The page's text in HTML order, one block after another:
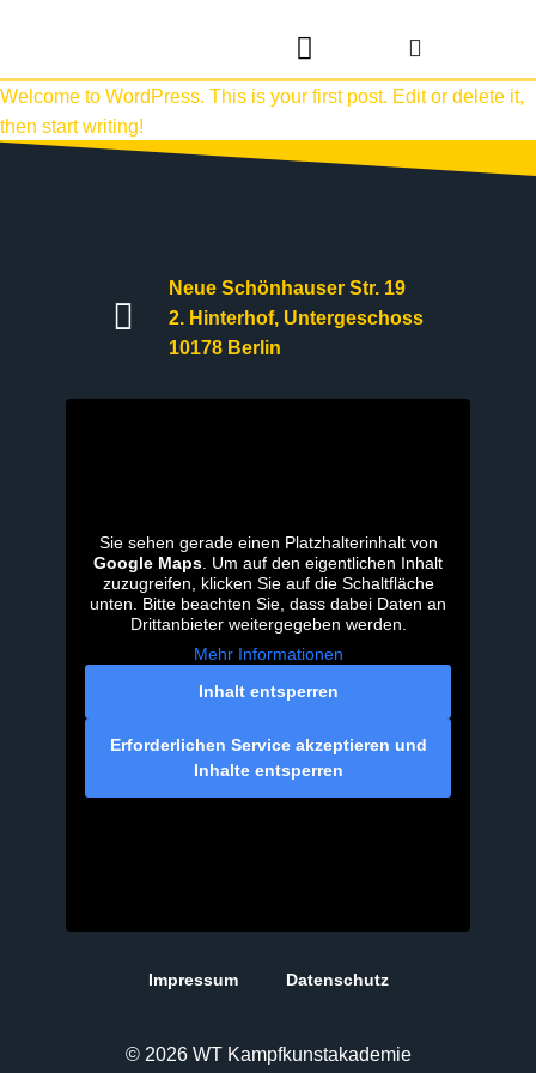
Welcome to WordPress. This is your first post. Edit or delete it,
then start writing!
Neue Schönhauser Str. 19
2. Hinterhof, Untergeschoss
10178 Berlin
Sie sehen gerade einen Platzhalterinhalt von
Google Maps . Um auf den eigentlichen Inhalt
zuzugreifen, klicken Sie auf die Schaltfläche
unten. Bitte beachten Sie, dass dabei Daten an
Drittanbieter weitergegeben werden.
Mehr Informationen
Inhalt entsperren
Erforderlichen Service akzeptieren und
Inhalte entsperren
Impressum Datenschutz
© 2026 WT Kampfkunstakademie